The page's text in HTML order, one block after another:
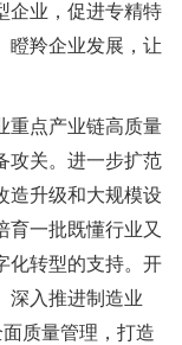
企业，促进专精特
瞪羚企业发展，让
点产业链高质量
攻关。进一步扩范
造升级和大规模设
育一批既懂行业又
化转型的支持。开
深入推进制造业
质量管理，打造